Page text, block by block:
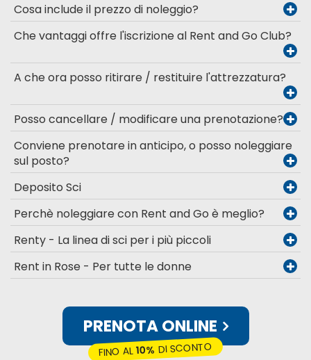
Cosa include il prezzo di noleggio?
Che vantaggi offre l'iscrizione al Rent and Go Club?
A che ora posso ritirare / restituire l'attrezzatura?
Posso cancellare / modificare una prenotazione?
Conviene prenotare in anticipo, o posso noleggiare
sul posto?
Deposito Sci
Perchè noleggiare con Rent and Go è meglio?
Renty - La linea di sci per i più piccoli
Rent in Rose - Per tutte le donne
PRENOTA ONLINE
FINO AL10% DI SCONTO